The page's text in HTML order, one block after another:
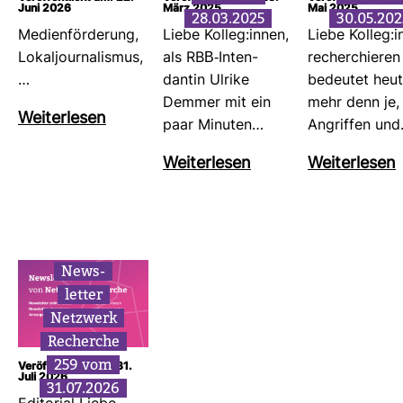
Juni 2026
Medi­en­för­de­rung,
Lokal­jour­na­lismus,
…
Wei­ter­lesen
28.03.2025
März 2025
Liebe Kolleg:innen,
als RBB-​Inten­
dantin Ulrike
Demmer mit ein
paar Minuten…
Wei­ter­lesen
Mai 2025
Liebe
recher­chieren
bedeutet
mehr denn je,
Angriffen
Wei­ter­lesen
News­
letter
Netz­werk
Recherche
259 vom
31.07.2026
Veröffentlicht am: 31.
Juli 2026